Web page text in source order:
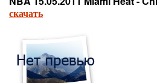
скачать